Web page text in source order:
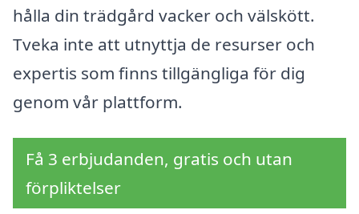
hålla din trädgård vacker och välskött.
Tveka inte att utnyttja de resurser och
expertis som finns tillgängliga för dig
genom vår plattform.
Få 3 erbjudanden, gratis och utan
förpliktelser